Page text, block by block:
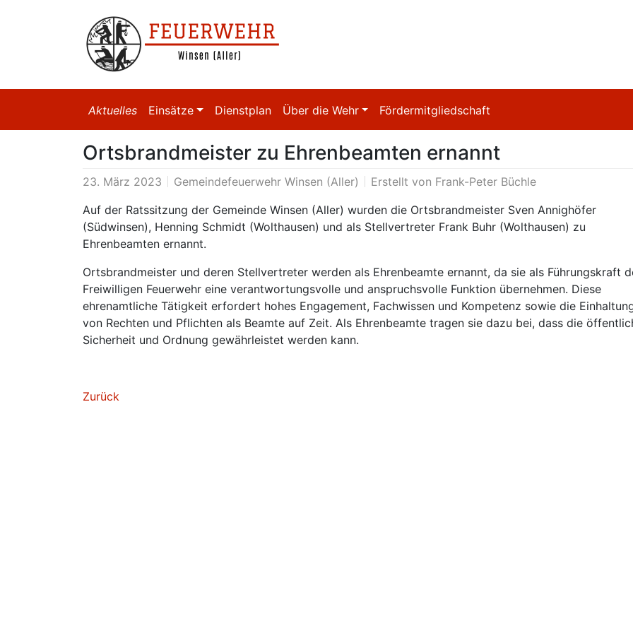
Aktuelles Einsätze Dienstplan Über die Wehr Fördermitgliedschaft
Ortsbrandmeister zu Ehrenbeamten ernannt
23. März 2023 Gemeindefeuerwehr Winsen (Aller) Erstellt von Frank-Peter Büchle
Auf der Ratssitzung der Gemeinde Winsen (Aller) wurden die Ortsbrandmeister Sven Annighöfer
(Südwinsen), Henning Schmidt (Wolthausen) und als Stellvertreter Frank Buhr (Wolthausen) zu
Ehrenbeamten ernannt.
Ortsbrandmeister und deren Stellvertreter werden als Ehrenbeamte ernannt, da sie als Führungskraft
Freiwilligen Feuerwehr eine verantwortungsvolle und anspruchsvolle Funktion übernehmen. Diese
ehrenamtliche Tätigkeit erfordert hohes Engagement, Fachwissen und Kompetenz sowie die
von Rechten und Pflichten als Beamte auf Zeit. Als Ehrenbeamte tragen sie dazu bei, dass die
Sicherheit und Ordnung gewährleistet werden kann.
Zurück